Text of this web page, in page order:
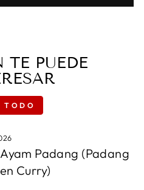
TE PUEDE
TODO
Padang (Padang
Curry)